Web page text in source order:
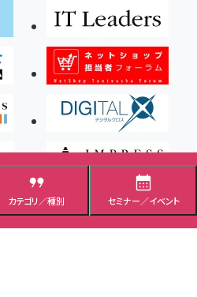
カテゴリ／種別 セミナー／イベント